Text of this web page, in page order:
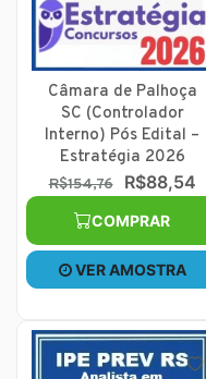
Câmara de Palhoça
SC (Controlador
Interno) Pós Edital –
Estratégia 2026
R$154,76 R$88,54
COMPRAR
VER AMOSTRA